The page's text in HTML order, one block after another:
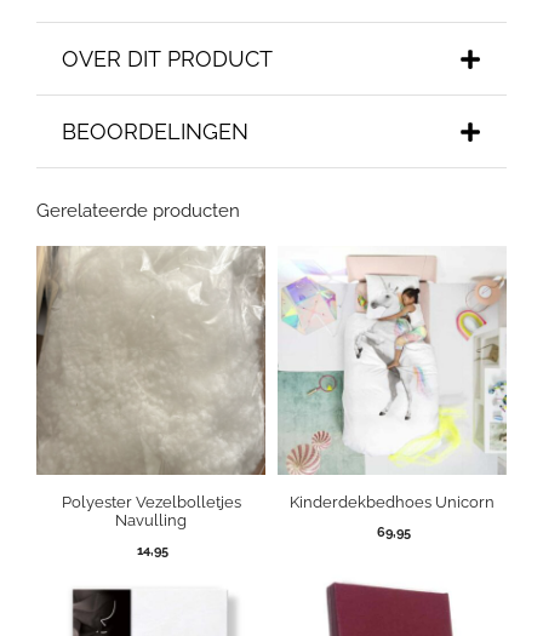
OVER DIT PRODUCT
BEOORDELINGEN
Gerelateerde producten
Polyester Vezelbolletjes
Navulling
14,95
Kinderdekbedhoes Unicorn
69,95